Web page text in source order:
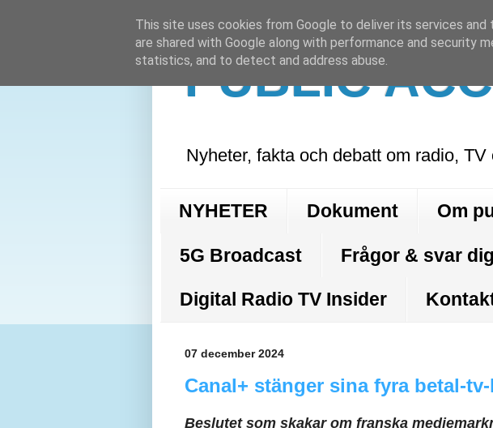
PUBLIC
Nyheter, fakta och debatt om radio,
NYHETER Dokument Om
5G Broadcast Frågor & svar
Digital Radio TV Insider
07 december 2024
Canal+ stänger sina fyra betal-
Beslutet som skakar om franska
This site uses cookies from Google to deliver its services
are shared with Google along with performance and security
statistics, and to detect and address abuse.